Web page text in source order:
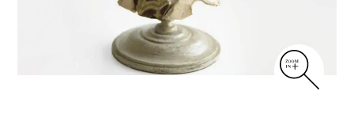
CONTACT